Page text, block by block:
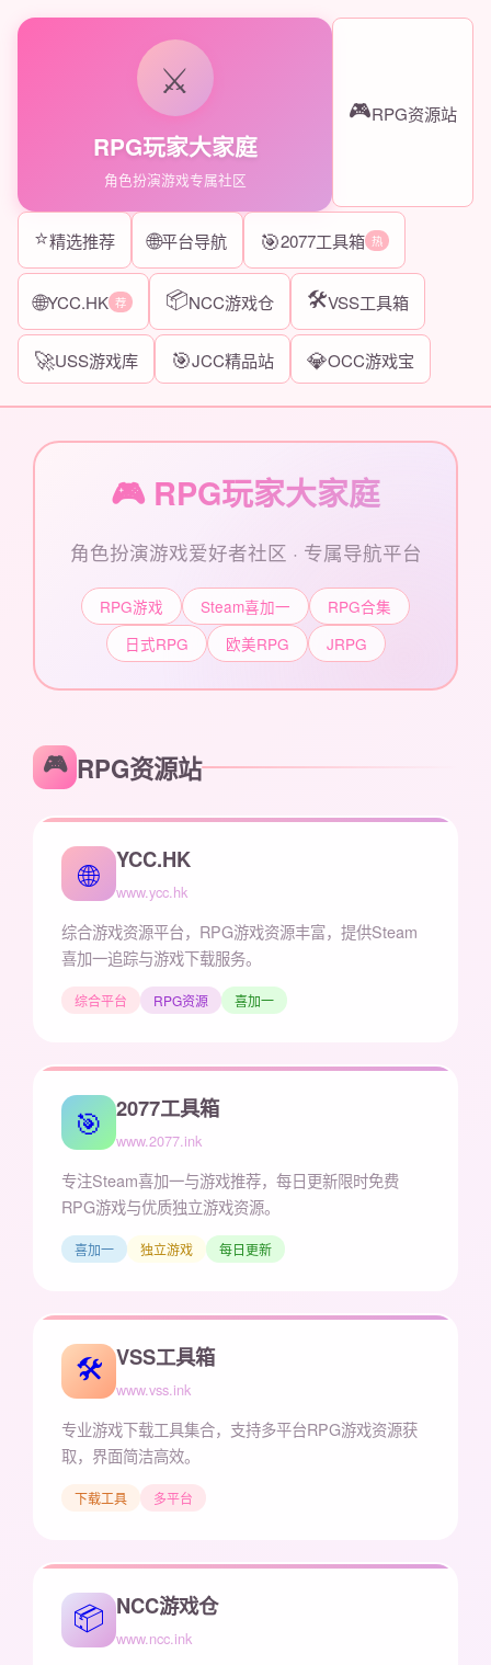
⚔️
RPG玩家大家庭
角色扮演游戏专属社区
🎮RPG资源站
⭐精选推荐 🌐平台导航 🎯2077工具箱 热
🌐YCC.HK 荐 📦NCC游戏仓 🛠️VSS工具箱
🚀USS游戏库 🎯JCC精品站 💎OCC游戏宝
🎮 RPG玩家大家庭
角色扮演游戏爱好者社区 · 专属导航平台
RPG游戏 Steam喜加一
RPG合集
日式RPG
欧美RPG JRPG
🎮 RPG资源站
🌐 YCC.HK
www.ycc.hk
综合游戏资源平台，RPG游戏资源丰富，提供Steam
喜加一追踪与游戏下载服务。
综合平台 RPG资源 喜加一
🎯 2077工具箱
www.2077.ink
专注Steam喜加一与游戏推荐，每日更新限时免费
RPG游戏与优质独立游戏资源。
喜加一 独立游戏 每日更新
🛠️ VSS工具箱
www.vss.ink
专业游戏下载工具集合，支持多平台RPG游戏资源获
取，界面简洁高效。
下载工具 多平台
📦 NCC游戏仓
www.ncc.ink